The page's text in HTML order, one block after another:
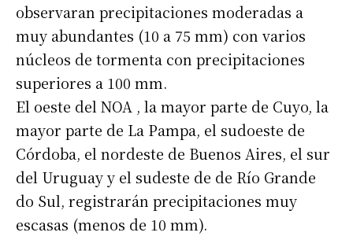
observaran precipitaciones moderadas a
muy abundantes (10 a 75 mm) con varios
núcleos de tormenta con precipitaciones
superiores a 100 mm.
El oeste del NOA , la mayor parte de Cuyo, la
mayor parte de La Pampa, el sudoeste de
Córdoba, el nordeste de Buenos Aires, el sur
del Uruguay y el sudeste de de Río Grande
do Sul, registrarán precipitaciones muy
escasas (menos de 10 mm).